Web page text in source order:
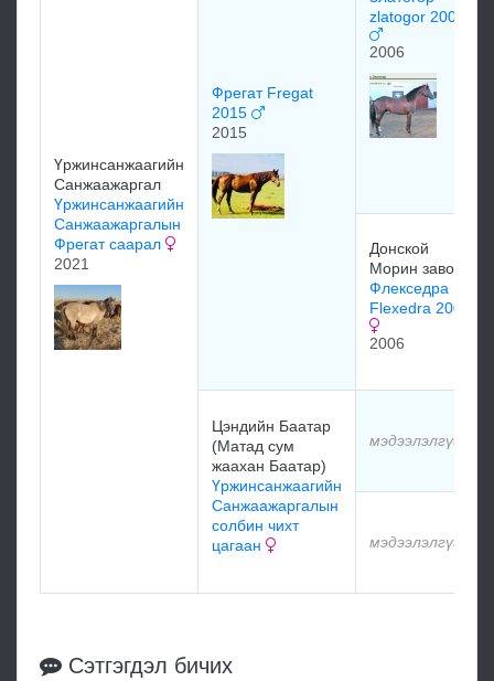
Үржинсанжаагийн
Санжаажаргал
Үржинсанжаагийн
Санжаажаргалын
Фрегат саарал
2021
Фрегат Fregat
2015
2015
zlatogor 2006
2006
Донской
Морин завод
Флекседра
Flexedra 2006
2006
Цэндийн Баатар
(Матад сум
жаахан Баатар)
Үржинсанжаагийн
Санжаажаргалын
солбин чихт
цагаан
мэдээлэлгүй
мэдээлэлгүй
Сэтгэгдэл бичих